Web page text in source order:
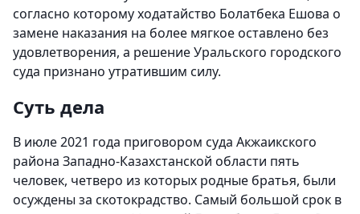
согласно которому ходатайство Болатбека Ешова о
замене наказания на более мягкое оставлено без
удовлетворения, а решение Уральского городского
суда признано утратившим силу.
Суть дела
В июле 2021 года приговором суда Акжаикского
района Западно-Казахстанской области пять
человек, четверо из которых родные братья, были
осуждены за скотокрадство. Самый большой срок в